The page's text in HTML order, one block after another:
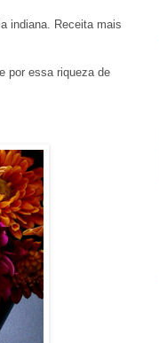
indiana. Receita mais
por essa riqueza de